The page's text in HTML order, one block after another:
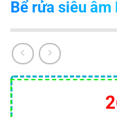
Bể rửa siêu âm